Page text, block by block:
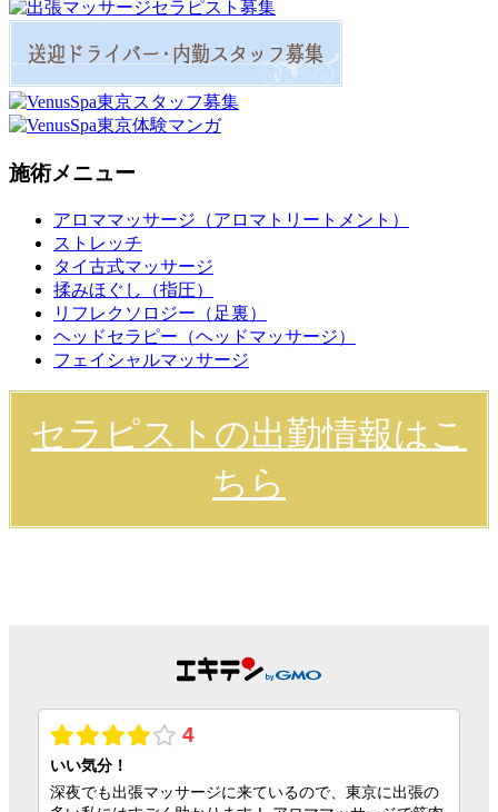
施術メニュー
アロママッサージ（アロマトリートメント）
ストレッチ
タイ古式マッサージ
揉みほぐし（指圧）
リフレクソロジー（足裏）
ヘッドセラピー（ヘッドマッサージ）
フェイシャルマッサージ
セラピストの出勤情報はこ
ちら